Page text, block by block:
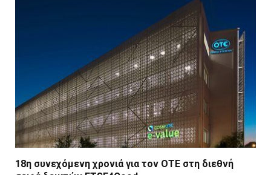
18η συνεχόμενη χρονιά για τον ΟΤΕ στη διεθνή